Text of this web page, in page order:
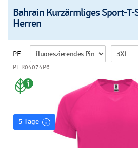
Bahrain Kurzärmliges Sport-
Herren
PF
PF R04074P6
5 Tage